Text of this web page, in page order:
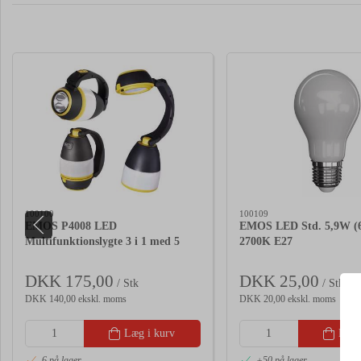
100100
EMOS P4008 LED
Multifunktionslygte 3 i 1 med 5
DKK 175,00 / Stk
DKK 140,00 ekskl. moms
Læg i kurv
100109
EMOS LED Std. 5,9W
2700K E27
DKK 25,00 / Stk
DKK 20,00 ekskl. moms
Læg